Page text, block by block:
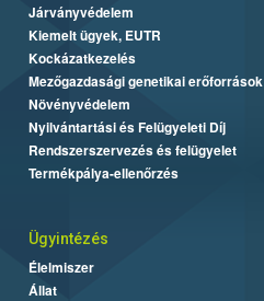
Járványvédelem
Kiemelt ügyek, EUTR
Kockázatkezelés
Mezőgazdasági genetikai erőforrások
Növényvédelem
Nyilvántartási és Felügyeleti Díj
Rendszerszervezés és felügyelet
Termékpálya-ellenőrzés
Ügyintézés
Élelmiszer
Állat